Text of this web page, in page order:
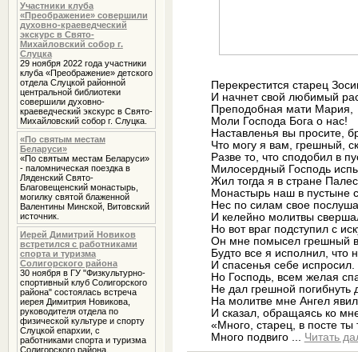
Участники клуба
«Преображение» совершили
духовно-краеведческий
экскурс в Свято-
Михайловский собор г.
Слуцка
29 ноября 2022 года участники
клуба «Преображение» детского
отдела Слуцкой районной
центральной библиотеки
совершили духовно-
краеведческий экскурс в Свято-
Михайловский собор г. Слуцка.
«По святым местам
Беларуси»
«По святым местам Беларуси»
- паломническая поездка в
Ляденский Свято-
Благовещенский монастырь,
могилку святой блаженной
Валентины Минской, Витовский
источник.
Иерей Димитрий Новиков
встретился с работниками
спорта и туризма
Солигорского района
30 ноября в ГУ "Физкультурно-
спортивный клуб Солигорского
района" состоялась встреча
иерея Димитрия Новикова,
руководителя отдела по
физической культуре и спорту
Слуцкой епархии, с
работниками спорта и туризма
Солигорского района.
Перекрестится старец
И начнет свой любимый
Преподобная мати Мария,
Моли Господа Бога о нас!
Наставленья вы просите,
Что могу я вам, грешный,
Разве то, что сподобил в
Милосердный Господь
Жил тогда я в стране
Монастырь наш в пустыне
Нес по силам свое
И келейно молитвы
Но вот враг подступил с
Он мне помысел грешный
Будто все я исполнил, что
И спасенья себе испросил.
Но Господь, всем желая
Не дал грешной погибнуть
На молитве мне Ангел
И сказал, обращаясь ко
«Много, старец, в посте ты
Много подвиго ... Читать